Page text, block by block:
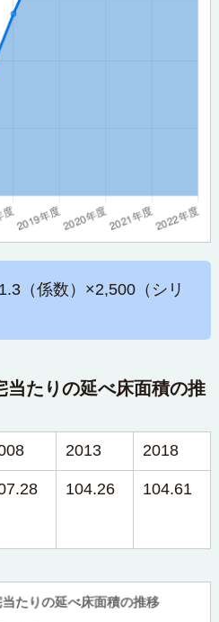
（係数）×2,500（シリ
当たりの延べ床面積の推
2013 2018
104.26 104.61